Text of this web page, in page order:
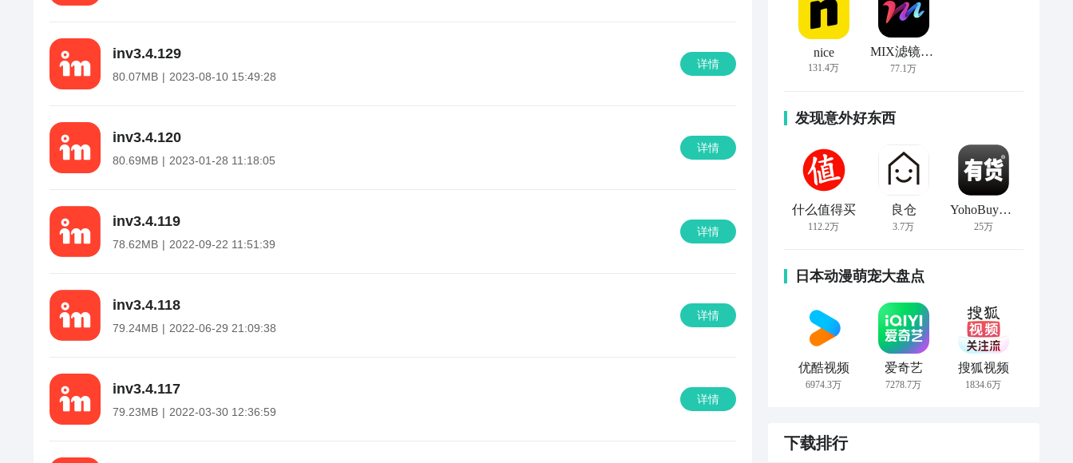
inv3.4.129
80.07MB 2023-08-10 15:49:28
详情
inv3.4.120
80.69MB 2023-01-28 11:18:05
详情
inv3.4.119
78.62MB 2022-09-22 11:51:39
详情
inv3.4.118
79.24MB 2022-06-29 21:09:38
详情
inv3.4.117
79.23MB 2022-03-30 12:36:59
详情
nice
131.4万
MIX滤镜大师
77.1万
发现意外好东西
什么值得买
112.2万
良仓
3.7万
YohoBuy有货
25万
日本动漫萌宠大盘点
优酷视频
6974.3万
爱奇艺
7278.7万
搜狐视频
1834.6万
下载排行